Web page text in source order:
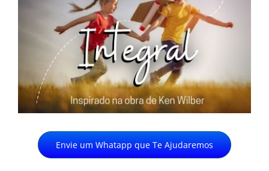
Envie um Whatapp que Te Ajudaremos